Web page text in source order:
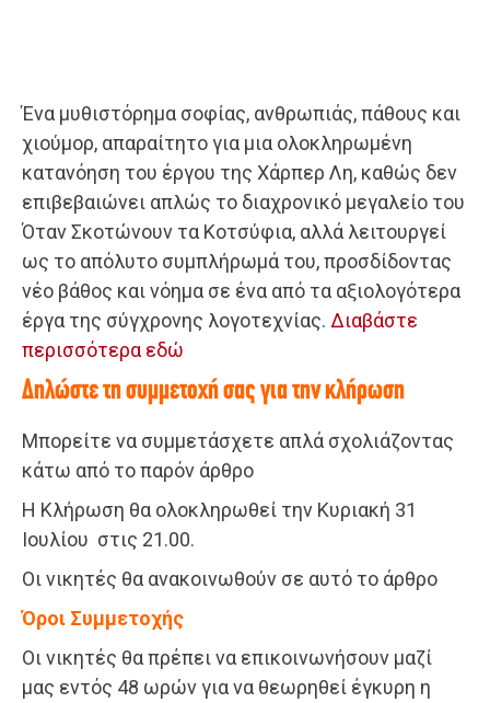
Ένα μυθιστόρημα σοφίας, ανθρωπιάς, πάθους και
χιούμορ, απαραίτητο για μια ολοκληρωμένη
κατανόηση του έργου της Χάρπερ Λη, καθώς δεν
επιβεβαιώνει απλώς το διαχρονικό μεγαλείο του
Όταν Σκοτώνουν τα Κοτσύφια, αλλά λειτουργεί
ως το απόλυτο συμπλήρωμά του, προσδίδοντας
νέο βάθος και νόημα σε ένα από τα αξιολογότερα
έργα της σύγχρονης λογοτεχνίας. Διαβάστε
περισσότερα εδώ
Δηλώστε τη συμμετοχή σας για την κλήρωση
Μπορείτε να συμμετάσχετε απλά σχολιάζοντας
κάτω από το παρόν άρθρο
Η Κλήρωση θα ολοκληρωθεί την Κυριακή 31
Ιουλίου στις 21.00.
Οι νικητές θα ανακοινωθούν σε αυτό το άρθρο
Όροι Συμμετοχής
Οι νικητές θα πρέπει να επικοινωνήσουν μαζί
μας εντός 48 ωρών για να θεωρηθεί έγκυρη η